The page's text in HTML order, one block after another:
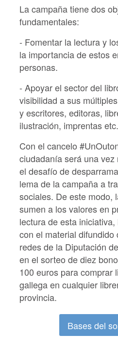
La campaña tiene dos
fundamentales:
- Fomentar la lectura y
la importancia de estos
personas.
- Apoyar el sector del
visibilidad a sus
y escritores, editoras,
ilustración, imprentas etc.
Con el cancelo
ciudadanía será una
el desafío de
lema de la campaña a
sociales. De este modo,
sumen a los valores en
lectura de esta
con el material difundido
redes de la Diputación
en el sorteo de diez
100 euros para comprar
gallegaen cualquier
provincia.
Bases del